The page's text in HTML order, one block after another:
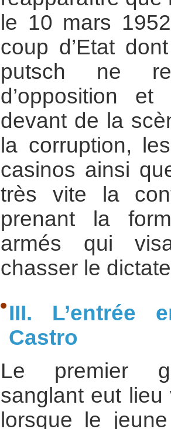
le 10 mars
coup d’Etat
putsch ne
d’opposition
devant de la
la corruption,
casinos ainsi
très vite la
prenant la
armés qui
chasser le
III. L’entrée
Castro
Le premier
sanglant eut
lorsque le